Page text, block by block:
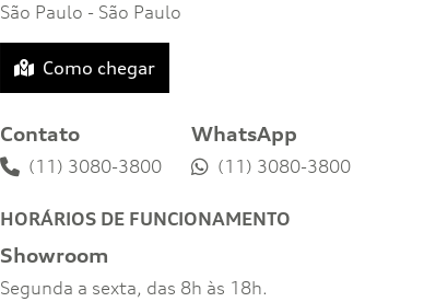
São Paulo - São Paulo
Como chegar
Contato
(11) 3080-3800
WhatsApp
(11) 3080-3800
HORÁRIOS DE FUNCIONAMENTO
Showroom
Segunda a sexta, das 8h às 18h.